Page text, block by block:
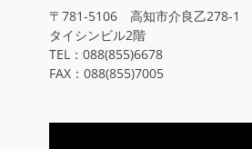
〒781-5106 高知市介良乙278-1
タイシンビル2階
TEL：088(855)6678
FAX：088(855)7005